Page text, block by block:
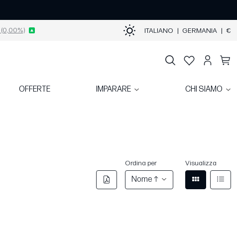
(0,00%) ITALIANO | GERMANIA | €
OFFERTE IMPARARE CHI SIAMO
Ordina per
Nome ↑
Visualizza